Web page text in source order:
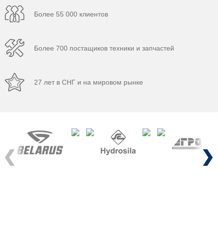
Более 55 000 клиентов
Более 700 постащиков техники и запчастей
27 лет в СНГ и на мировом рынке
Previous Next